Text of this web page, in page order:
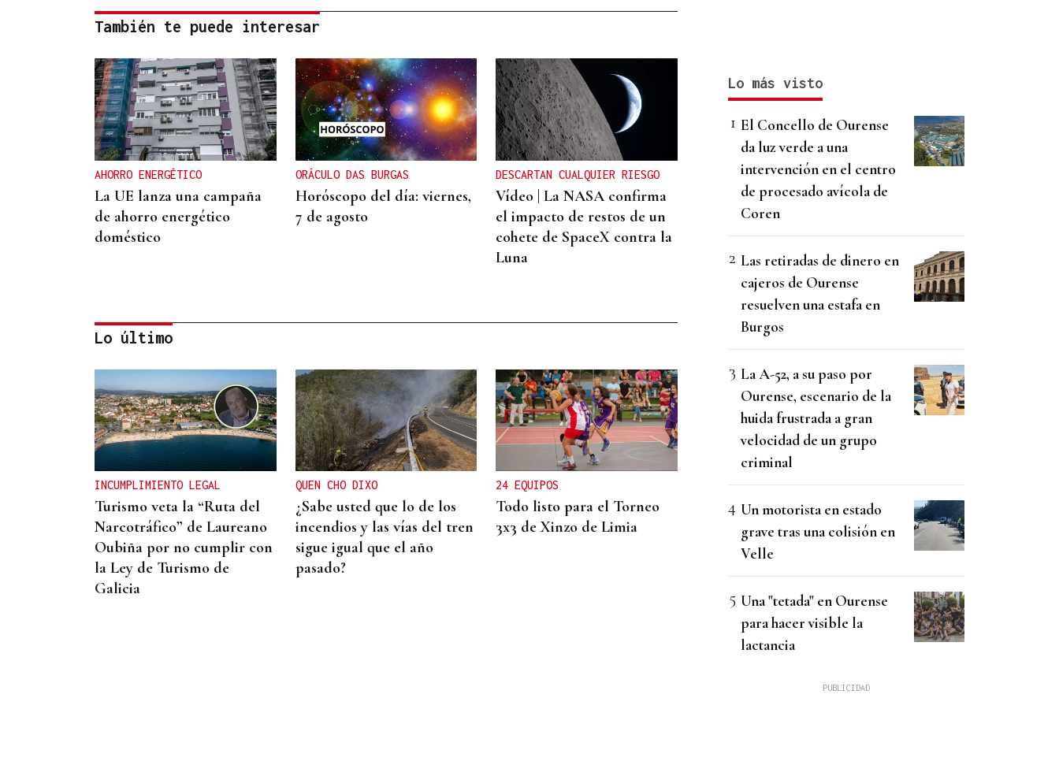
También te puede interesar
AHORRO ENERGÉTICO
La UE lanza una campaña
de ahorro energético
doméstico
ORÁCULO DAS BURGAS
Horóscopo del día: viernes,
7 de agosto
DESCARTAN CUALQUIER RIESGO
Vídeo | La NASA confirma
el impacto de restos de un
cohete de SpaceX contra la
Luna
ORÁCULO DAS BURGAS
Horóscopo del día: jueves, 6
de agosto
Lo último
INCUMPLIMIENTO LEGAL
Turismo veta la “Ruta del
Narcotráfico” de Laureano
Oubiña por no cumplir con
la Ley de Turismo de
Galicia
QUEN CHO DIXO
¿Sabe usted que lo de los
incendios y las vías del tren
sigue igual que el año
pasado?
24 EQUIPOS
Todo listo para el Torneo
3x3 de Xinzo de Limia
Lo más visto
El Concello de Ourense
da luz verde a una
intervención en el centro
de procesado avícola de
Coren
Las retiradas de dinero en
cajeros de Ourense
resuelven una estafa en
Burgos
La A-52, a su paso por
Ourense, escenario de la
huida frustrada a gran
velocidad de un grupo
criminal
Un motorista en estado
grave tras una colisión en
Velle
Una "tetada" en Ourense
para hacer visible la
lactancia